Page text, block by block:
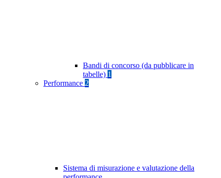
Bandi di concorso (da pubblicare in
tabelle) 1
Performance 2
Sistema di misurazione e valutazione della